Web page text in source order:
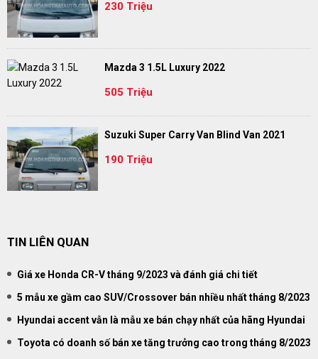
230 Triệu
Mazda 3 1.5L Luxury 2022
505 Triệu
Suzuki Super Carry Van Blind Van 2021
190 Triệu
TIN LIÊN QUAN
Giá xe Honda CR-V tháng 9/2023 và đánh giá chi tiết
5 mẫu xe gầm cao SUV/Crossover bán nhiều nhất tháng 8/2023
Hyundai accent vẫn là mẫu xe bán chạy nhất của hãng Hyundai
Toyota có doanh số bán xe tăng trưởng cao trong tháng 8/2023